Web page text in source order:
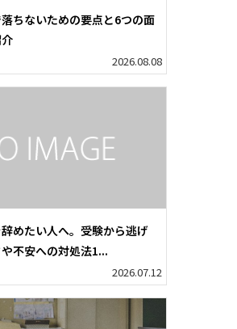
ちないための要点と6つの面
2026.08.08
めたい人へ。受験から逃げ
不安への対処法1...
2026.07.12